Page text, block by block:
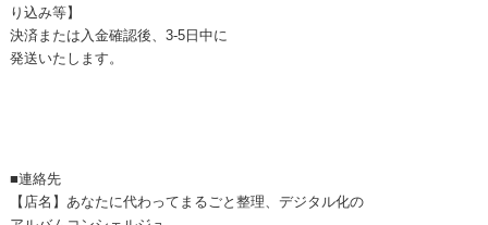
り込み等】
決済または入金確認後、3-5日中に
発送いたします。
■連絡先
【店名】あなたに代わってまるごと整理、デジタル化の